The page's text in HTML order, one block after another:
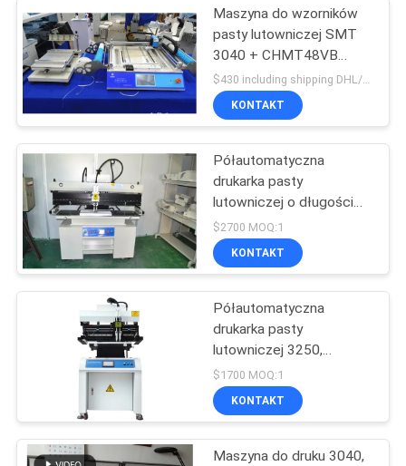
NAMI
AKTUALNOŚCI
SHOPPING
ON
LINE
MAPA
STRONY
POLITYKA
PRYWATNOŚCI
Maszyna do wzorników
pasty lutowniczej SMT
3040 + CHMT48VB
Maszyna do pobierania i
umieszczania SMT
$430 including shipping DHL/TNT/FEDEX MOQ:1 pc
KONTAKT
Półautomatyczna
drukarka pasty
lutowniczej o długości
1,2 metra SMT do
czerwonego kleju LED
320 * 1300 mm
$2700 MOQ:1
KONTAKT
Półautomatyczna
drukarka pasty
lutowniczej 3250,
maszyna do sitodruku
320 * 500 mm
$1700 MOQ:1
KONTAKT
Maszyna do druku 3040,